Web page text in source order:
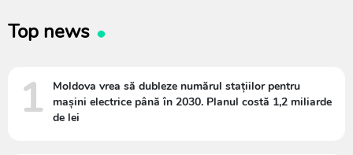
Top news
1
Moldova vrea să dubleze numărul stațiilor pentru
mașini electrice până în 2030. Planul costă 1,2 miliarde
de lei